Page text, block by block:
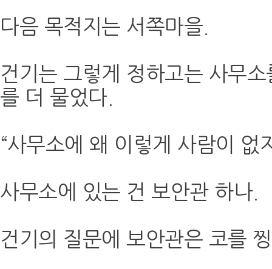
다음 목적지는 서쪽마을.
건기는 그렇게 정하고는 사무
를 더 물었다.
“사무소에 왜 이렇게 사람이 없
사무소에 있는 건 보안관 하나.
건기의 질문에 보안관은 코를